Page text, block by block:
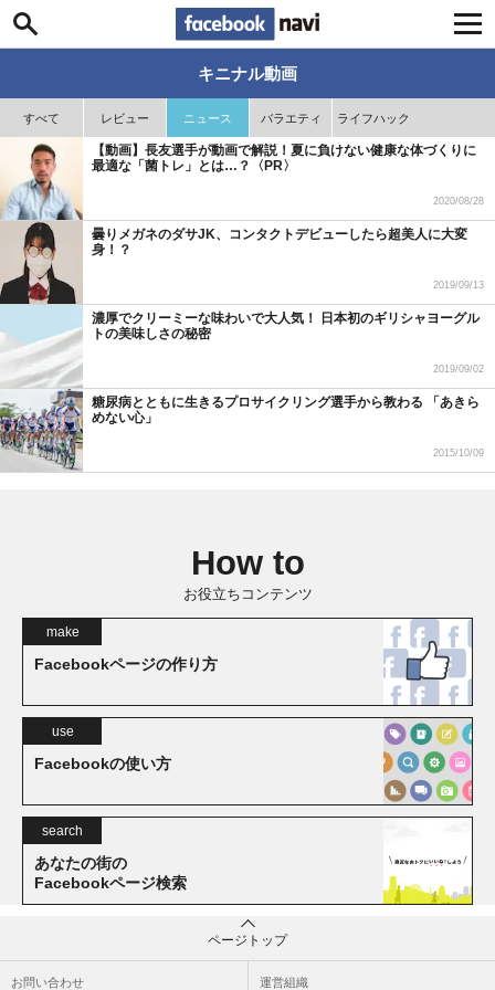
Facebook navi[フェイ
キニナル動画
すべて レビュー ニュース バラエティ ライフハック
【動画】長友選手が動画で解説！夏に負けない健康な体づくりに
最適な「菌トレ」とは…？〈PR〉
2020/08/28
曇りメガネのダサJK、コンタクトデビューしたら超美人に大変
身！？
2019/09/13
濃厚でクリーミーな味わいで大人気！ 日本初のギリシャヨーグル
トの美味しさの秘密
2019/09/02
糖尿病とともに生きるプロサイクリング選手から教わる 「あきら
めない心」
2015/10/09
How to
お役立ちコンテンツ
make
Facebookページの作り方
use
Facebookの使い方
search
あなたの街の
Facebookページ検索
ページトップ
お問い合わせ 運営組織